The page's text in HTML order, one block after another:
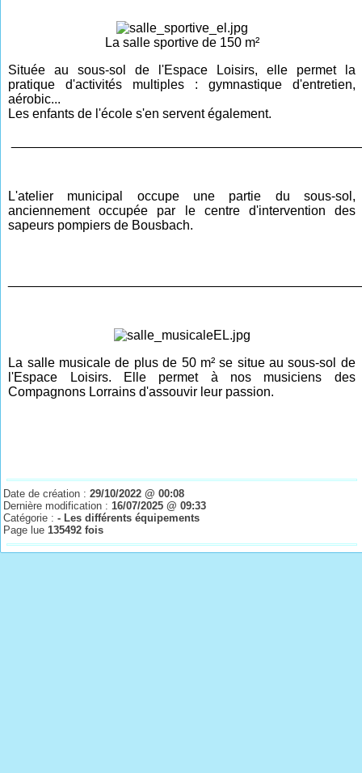
La salle sportive de 150 m²
Située au sous-sol de l'Espace Loisirs, elle permet la
pratique d'activités multiples : gymnastique d'entretien,
aérobic...
Les enfants de l'école s'en servent également.
L'atelier municipal occupe une partie du sous-sol,
anciennement occupée par le centre d'intervention des
sapeurs pompiers de Bousbach.
La salle musicale de plus de 50 m² se situe au sous-sol de
l'Espace Loisirs. Elle permet à nos musiciens des
Compagnons Lorrains d'assouvir leur passion.
Date de création :29/10/2022 @ 00:08
Dernière modification :16/07/2025 @ 09:33
Catégorie :- Les différents équipements
Page lue135492 fois